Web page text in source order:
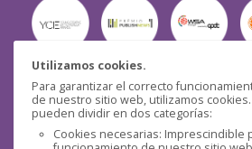
Utilizamos cookies.
Para garantizar el correcto
de nuestro sitio web, utilizamos
pueden dividir en dos categorías:
Cookies necesarias: Imprescindible
Seguridad